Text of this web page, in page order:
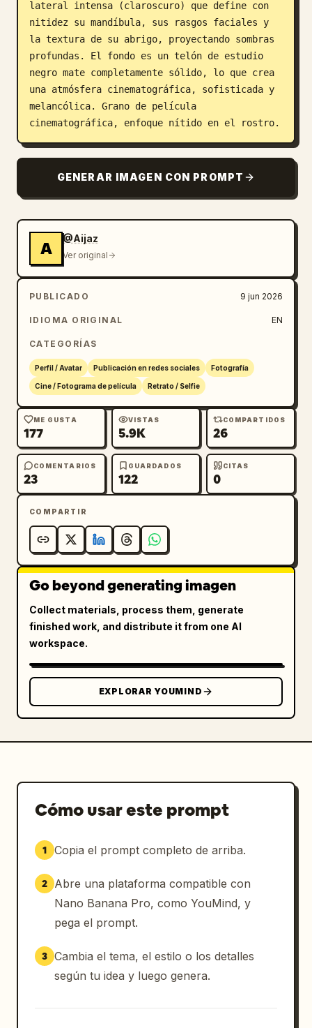
lateral intensa (claroscuro) que define con
nitidez su mandíbula, sus rasgos faciales y
la textura de su abrigo, proyectando sombras
profundas. El fondo es un telón de estudio
negro mate completamente sólido, lo que crea
una atmósfera cinematográfica, sofisticada y
melancólica. Grano de película
cinematográfica, enfoque nítido en el rostro.
GENERAR IMAGEN CON PROMPT
A
@Aijaz
Ver original
PUBLICADO 9 jun 2026
IDIOMA ORIGINAL EN
CATEGORÍAS
Perfil / Avatar Publicación en redes sociales Fotografía
Cine / Fotograma de película Retrato / Selfie
ME GUSTA
177
VISTAS
5.9K
COMPARTIDOS
26
COMENTARIOS
23
GUARDADOS
122
CITAS
0
COMPARTIR
Go beyond generating imagen
Collect materials, process them, generate
finished work, and distribute it from one AI
workspace.
EXPLORAR YOUMIND
Cómo usar este prompt
1 Copia el prompt completo de arriba.
2
Abre una plataforma compatible con
Nano Banana Pro, como YouMind, y
pega el prompt.
3 Cambia el tema, el estilo o los detalles
según tu idea y luego genera.